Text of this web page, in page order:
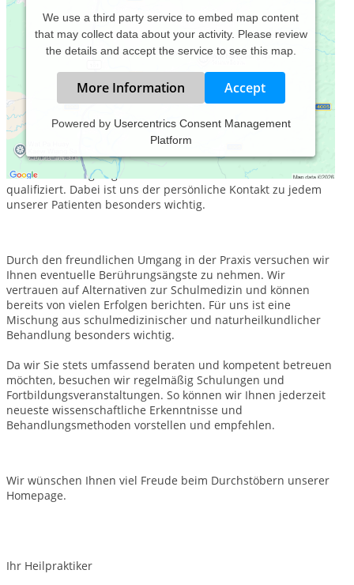
We use a third party service to embed map content
that may collect data about your activity. Please review
the details and accept the service to see this map.
More Information Accept
Powered by Usercentrics Consent Management
Platform
Die Naturheilpraxis Sebastian Huperz ist Ihr Partner, wenn es
um ganzheitliche Beratung und Behandlung in allen
Gesundheitsfragen geht. Wir beraten Sie umfassend und
qualifiziert. Dabei ist uns der persönliche Kontakt zu jedem
unserer Patienten besonders wichtig.
Durch den freundlichen Umgang in der Praxis versuchen wir
Ihnen eventuelle Berührungsängste zu nehmen. Wir
vertrauen auf Alternativen zur Schulmedizin und können
bereits von vielen Erfolgen berichten. Für uns ist eine
Mischung aus schulmedizinischer und naturheilkundlicher
Behandlung besonders wichtig.
Da wir Sie stets umfassend beraten und kompetent betreuen
möchten, besuchen wir regelmäßig Schulungen und
Fortbildungsveranstaltungen. So können wir Ihnen jederzeit
neueste wissenschaftliche Erkenntnisse und
Behandlungsmethoden vorstellen und empfehlen.
Wir wünschen Ihnen viel Freude beim Durchstöbern unserer
Homepage.
Ihr Heilpraktiker